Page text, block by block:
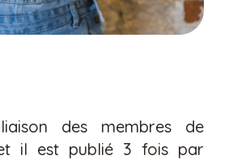
des membres de
et il est publié 3 fois par